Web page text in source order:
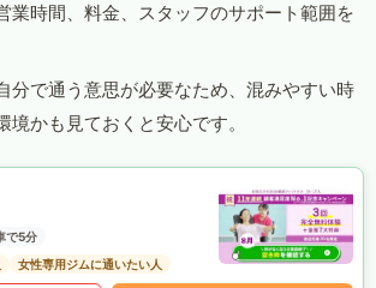
業時間、料金、スタッフのサポート範囲を
分で通う意思が必要なため、混みやすい時
境かも見ておくと安心です。
で5分
女性専用ジムに通いたい人